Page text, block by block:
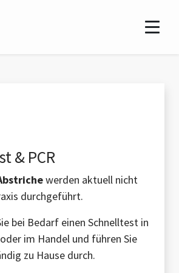
& PCR
werden aktuell nicht
durchgeführt.
bei Bedarf einen Schnelltest in
im Handel und führen Sie
zu Hause durch.